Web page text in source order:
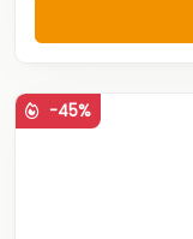
-45%